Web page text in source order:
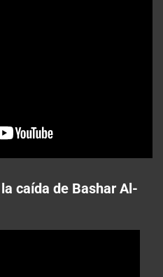
caída de Bashar Al-